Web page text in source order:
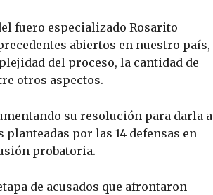
fuero especializado Rosarito
abiertos en nuestro país,
del proceso, la cantidad de
otros aspectos.
su resolución para darla a
por las 14 defensas en
probatoria.
de acusados que afrontaron